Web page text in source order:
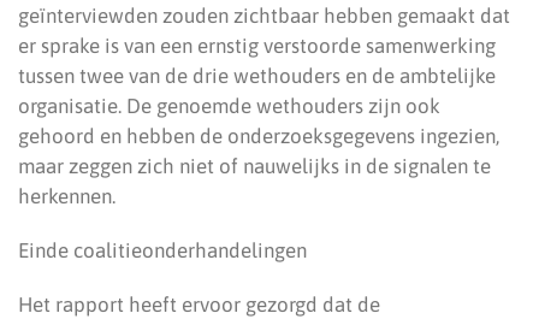
geïnterviewden zouden zichtbaar hebben gemaakt dat
er sprake is van een ernstig verstoorde samenwerking
tussen twee van de drie wethouders en de ambtelijke
organisatie. De genoemde wethouders zijn ook
gehoord en hebben de onderzoeksgegevens ingezien,
maar zeggen zich niet of nauwelijks in de signalen te
herkennen.
Einde coalitieonderhandelingen
Het rapport heeft ervoor gezorgd dat de